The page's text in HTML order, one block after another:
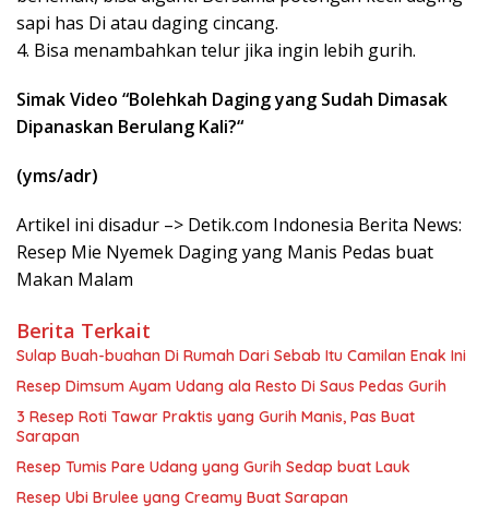
sapi has Di atau daging cincang.
4. Bisa menambahkan telur jika ingin lebih gurih.
Simak Video “Bolehkah Daging yang Sudah Dimasak
Dipanaskan Berulang Kali?“
(yms/adr)
Artikel ini disadur –> Detik.com Indonesia Berita News:
Resep Mie Nyemek Daging yang Manis Pedas buat
Makan Malam
Berita Terkait
Sulap Buah-buahan Di Rumah Dari Sebab Itu Camilan Enak Ini
Resep Dimsum Ayam Udang ala Resto Di Saus Pedas Gurih
3 Resep Roti Tawar Praktis yang Gurih Manis, Pas Buat
Sarapan
Resep Tumis Pare Udang yang Gurih Sedap buat Lauk
Resep Ubi Brulee yang Creamy Buat Sarapan